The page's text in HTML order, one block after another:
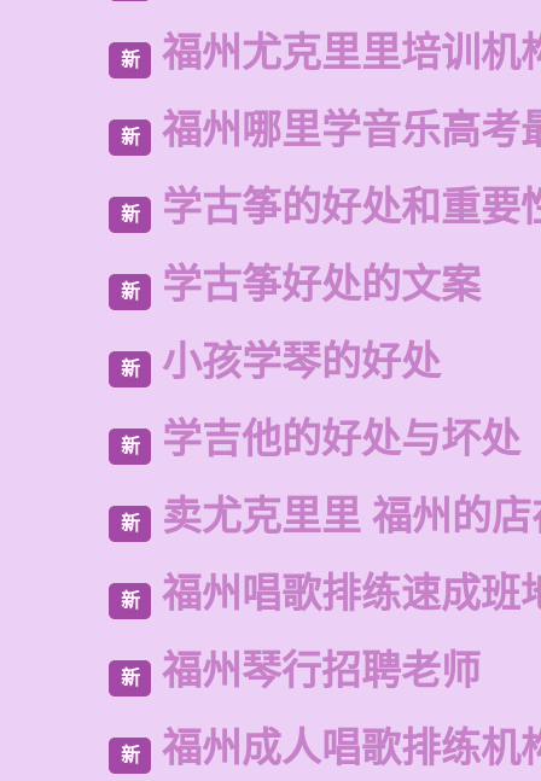
新 福州尤克里里培训机
新 福州哪里学音乐高考
新 学古筝的好处和重要
新 学古筝好处的文案
新 小孩学琴的好处
新 学吉他的好处与坏处
新 卖尤克里里 福州的
新 福州唱歌排练速成班
新 福州琴行招聘老师
新 福州成人唱歌排练机